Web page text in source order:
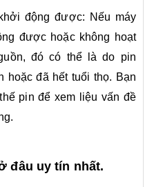
động được: Nếu máy
được hoặc không hoạt
đó có thể là do pin
hoặc đã hết tuổi thọ. Bạn
pin để xem liệu vấn đề
đâu uy tín nhất.